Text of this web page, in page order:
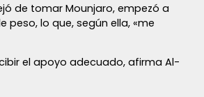
de tomar Mounjaro, empezó a
peso, lo que, según ella, «me
el apoyo adecuado, afirma Al-